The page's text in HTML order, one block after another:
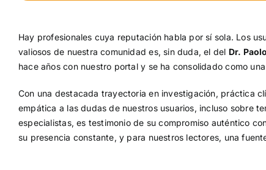
Hay profesionales cuya reputación habla por sí sola. Los
valiosos de nuestra comunidad es, sin duda, el del Dr.
hace años con nuestro portal y se ha consolidado como
Con una destacada trayectoria en investigación, práctica
empática a las dudas de nuestros usuarios, incluso sobre
especialistas, es testimonio de su compromiso auténtico
su presencia constante, y para nuestros lectores, una